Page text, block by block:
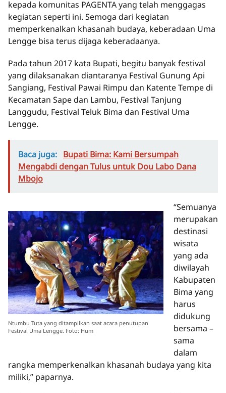
kepada komunitas PAGENTA yang telah menggagas
kegiatan seperti ini. Semoga dari kegiatan
memperkenalkan khasanah budaya, keberadaan Uma
Lengge bisa terus dijaga keberadaanya.
Pada tahun 2017 kata Bupati, begitu banyak festival
yang dilaksanakan diantaranya Festival Gunung Api
Sangiang, Festival Pawai Rimpu dan Katente Tempe di
Kecamatan Sape dan Lambu, Festival Tanjung
Langgudu, Festival Teluk Bima dan Festival Uma
Lengge.
Baca juga: Bupati Bima: Kami Bersumpah
Mengabdi dengan Tulus untuk Dou Labo Dana
Mbojo
Ntumbu Tuta yang ditampilkan saat acara penutupan
Festival Uma Lengge. Foto: Hum
“Semuanya
merupakan
destinasi
wisata
yang ada
diwilayah
Kabupaten
Bima yang
harus
didukung
bersama –
sama
dalam
rangka memperkenalkan khasanah budaya yang kita
miliki,” paparnya.